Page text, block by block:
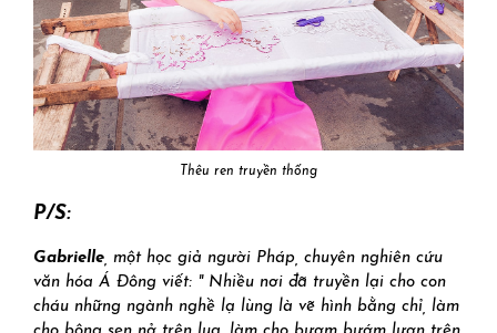
Thêu ren truyền thống
P/S:
Gabrielle một học giả người Pháp, chuyên nghiên cứu
văn hóa Á Đông viết: " Nhiều nơi đã truyền lại cho con
cháu những ngành nghề lạ lùng là vẽ hình bằng chỉ, làm